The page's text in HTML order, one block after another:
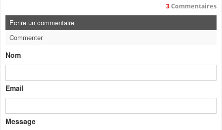
3 Commentaires
Ecrire un commentaire
Commenter
Nom
Email
Message